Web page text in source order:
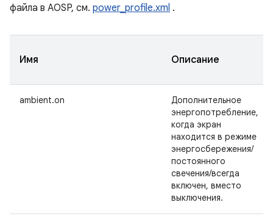
файла в AOSP, см. power_profile.xml .
Имя Описание
ambient.on
Дополнительное
энергопотребление,
когда экран
находится в режиме
энергосбережения/
постоянного
свечения/всегда
включен, вместо
выключения.